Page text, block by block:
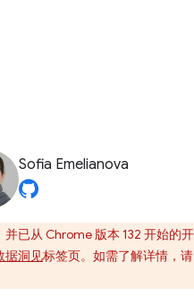
Sofia Emelianova
并已从 Chrome 版本 132 开始的开
据洞见标签页。如需了解详情，请